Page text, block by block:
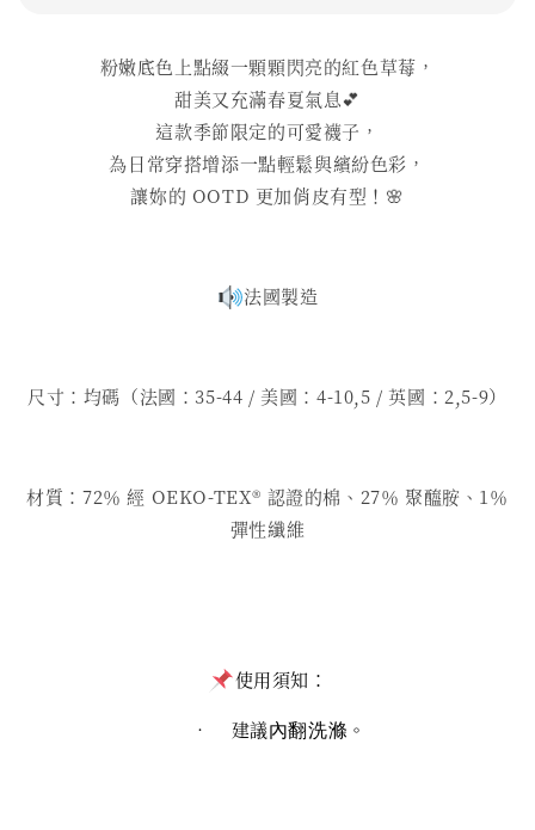
粉嫩底色上點綴一顆顆閃亮的紅色草莓，
甜美又充滿春夏氣息💕
這款季節限定的可愛襪子，
為日常穿搭增添一點輕鬆與繽紛色彩，
讓妳的 OOTD 更加俏皮有型！🌸
法國製造
尺寸：均碼（法國：35-44 / 美國：4-10,5 / 英國：2,5-9）
材質：72％ 經 OEKO-TEX®️ 認證的棉、27％ 聚醯胺、1％
彈性纖維
使用須知：
• 建議內翻洗滌 。